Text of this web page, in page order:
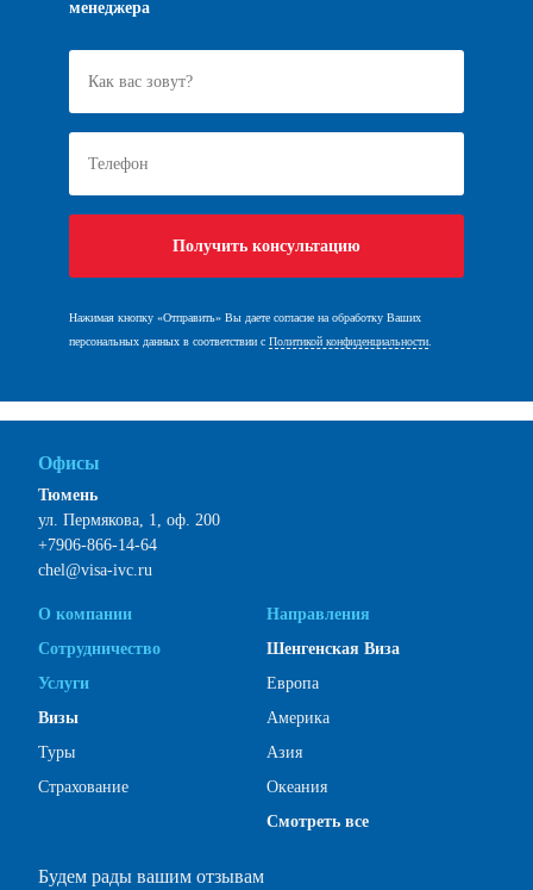
менеджера
Нажимая кнопку «Отправить» Вы даете согласие на обработку Ваших
персональных данных в соответствии с Политикой конфиденциальности
Офисы
Тюмень
ул. Пермякова, 1, оф. 200
+7906-866-14-64
chel@visa-ivc.ru
О компании
Сотрудничество
Услуги
Визы
Туры
Страхование
Направления
Шенгенская Виза
Европа
Америка
Азия
Океания
Смотреть все
Будем рады вашим отзывам